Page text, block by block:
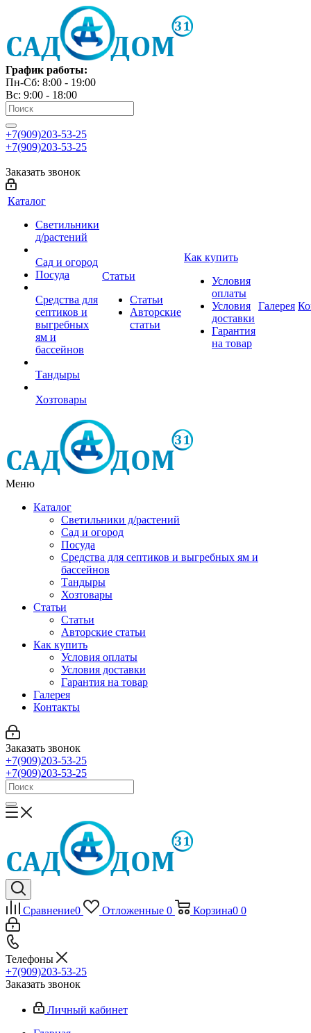
График работы:
Пн-Сб: 8:00 - 19:00
Вс: 9:00 - 18:00
+7(909)203-53-25
+7(909)203-53-25
Заказать звонок
Каталог
Светильники
д/растений
Сад и огород
Посуда
Средства для
септиков и
выгребных
ям и
бассейнов
Тандыры
Хозтовары
Статьи
Статьи
Авторские
статьи
Как купить
Условия
оплаты
Условия
доставки
Гарантия
на товар
Галерея
Меню
Каталог
Светильники д/растений
Сад и огород
Посуда
Средства для септиков и выгребных ям и
бассейнов
Тандыры
Хозтовары
Статьи
Статьи
Авторские статьи
Как купить
Условия оплаты
Условия доставки
Гарантия на товар
Галерея
Контакты
Заказать звонок
+7(909)203-53-25
+7(909)203-53-25
Сравнение0 Отложенные 0 Корзина0 0
Телефоны
+7(909)203-53-25
Заказать звонок
Личный кабинет